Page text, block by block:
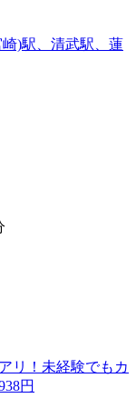
)駅、清武駅、蓮
リ！未経験でもカ
円